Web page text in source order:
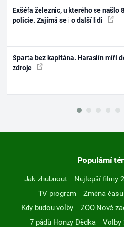
Exšéfa železnic, u kterého se našlo
policie. Zajímá se i o další lidi
Sparta bez kapitána. Haraslín míří
zdroje
Populární
Jak zhubnout Nejlepší filmy
TV program
Změna času
Kdy budou volby
ZOO Nové
7 pádů Honzy Dědka
Volby